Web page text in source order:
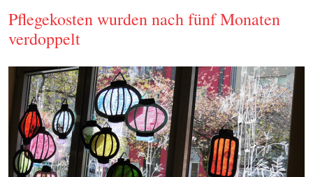
Pflegekosten wurden nach fünf Monaten
verdoppelt